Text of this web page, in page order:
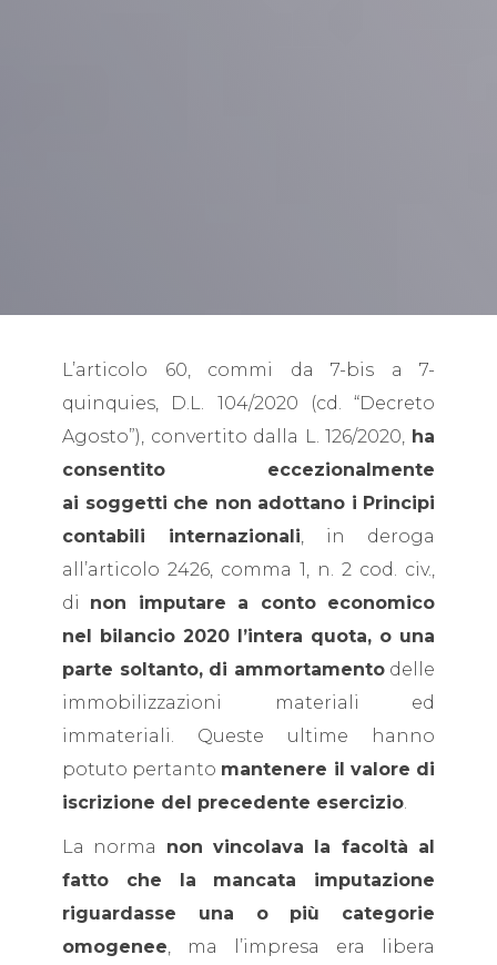
L’articolo 60, commi da 7-bis a 7-
quinquies, D.L. 104/2020 (cd. “Decreto
Agosto”), convertito dalla L. 126/2020, ha
consentito eccezionalmente
ai soggetti che non adottano i Principi
contabili internazionali, in deroga
all’articolo 2426, comma 1, n. 2 cod. civ.,
di non imputare a conto economico
nel bilancio 2020 l’intera quota, o una
parte soltanto, di ammortamentodelle
immobilizzazioni materiali ed
immateriali. Queste ultime hanno
potuto pertanto mantenere il valore di
iscrizione del precedente esercizio.
La norma non vincolava la facoltà al
fatto che la mancata imputazione
riguardasse una o più categorie
omogenee, ma l’impresa era libera